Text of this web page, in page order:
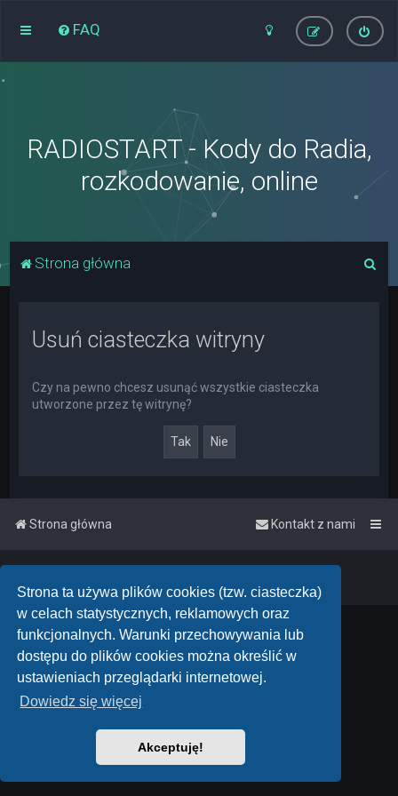
Strona ta używa plików cookies (tzw. ciasteczka)
w celach statystycznych, reklamowych oraz
funkcjonalnych. Warunki przechowywania lub
dostępu do plików cookies można określić w
ustawieniach przeglądarki internetowej.
Dowiedz się więcej
Akceptuję!
FAQ
RADIOSTART - Kody do Radia,
rozkodowanie, online
Strona główna
Usuń ciasteczka witryny
Czy na pewno chcesz usunąć wszystkie ciasteczka
utworzone przez tę witrynę?
Strona główna Kontakt z nami
Powered byphpBB™• Design byPlanetStyles
Polski pakiet językowy dostarcza phpBB.pl